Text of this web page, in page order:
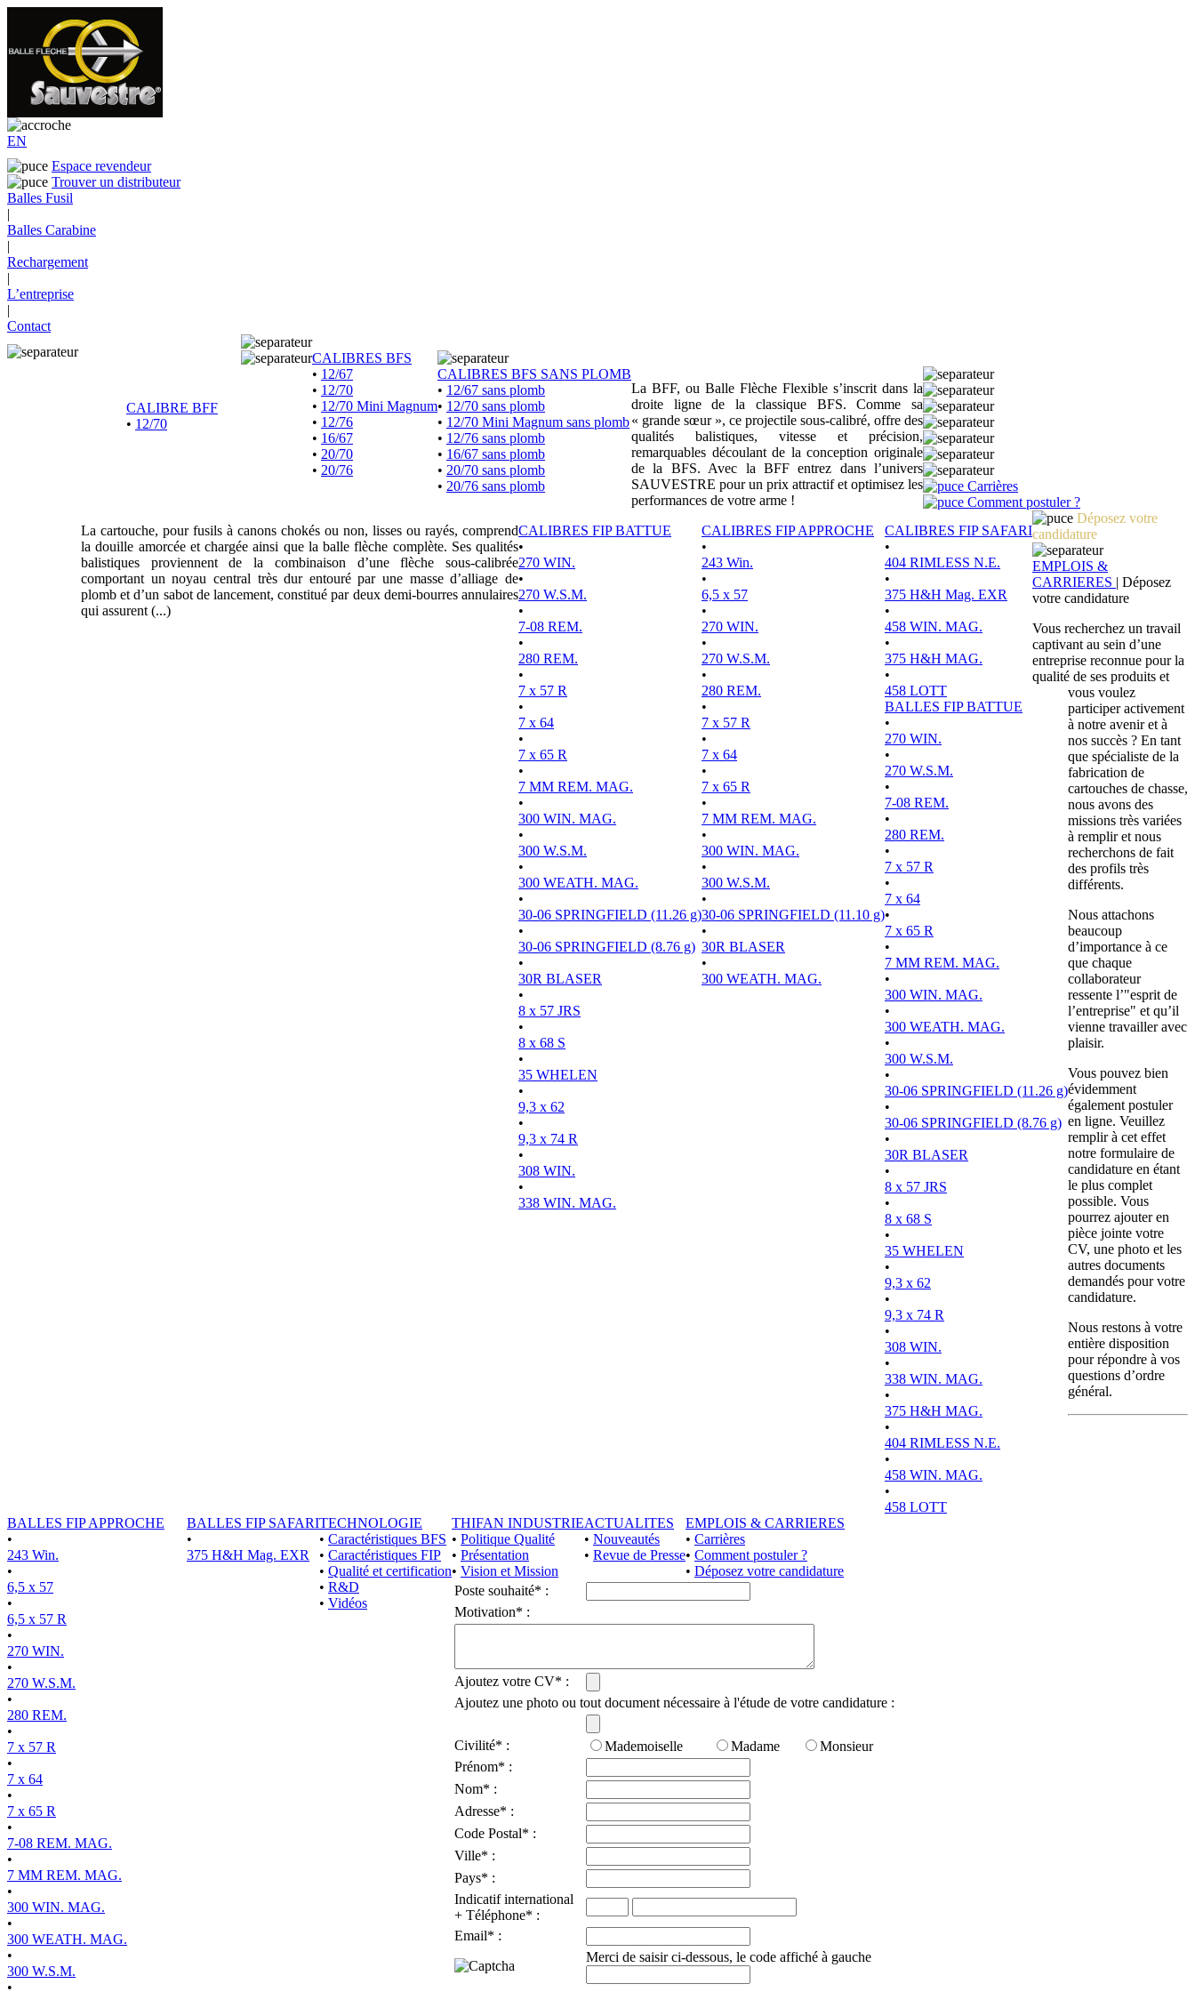
EN
Espace revendeur
Trouver un distributeur
Balles Fusil
|
Balles Carabine
|
Rechargement
|
L’entreprise
|
Contact
CALIBRE BFF
• 12/70
CALIBRES BFS
• 12/67
• 12/70
• 12/70 Mini Magnum
• 12/76
• 16/67
• 20/70
• 20/76
CALIBRES BFS SANS PLOMB
• 12/67 sans plomb
• 12/70 sans plomb
• 12/70 Mini Magnum sans plomb
• 12/76 sans plomb
• 16/67 sans plomb
• 20/70 sans plomb
• 20/76 sans plomb
La BFF, ou Balle Flèche Flexible s’inscrit dans la
droite ligne de la classique BFS. Comme sa
« grande sœur », ce projectile sous-calibré, offre des
qualités balistiques, vitesse et précision,
remarquables découlant de la conception originale
de la BFS. Avec la BFF entrez dans l’univers
SAUVESTRE pour un prix attractif et optimisez les
performances de votre arme !
La cartouche, pour fusils à canons chokés ou non, lisses ou rayés, comprend
la douille amorcée et chargée ainsi que la balle flèche complète. Ses qualités
balistiques proviennent de la combinaison d’une flèche sous-calibrée
comportant un noyau central très dur entouré par une masse d’alliage de
plomb et d’un sabot de lancement, constitué par deux demi-bourres annulaires
qui assurent (...)
CALIBRES FIP BATTUE
•
270 WIN.
•
270 W.S.M.
•
7-08 REM.
•
280 REM.
•
7 x 57 R
•
7 x 64
•
7 x 65 R
•
7 MM REM. MAG.
•
300 WIN. MAG.
•
300 W.S.M.
•
300 WEATH. MAG.
•
30-06 SPRINGFIELD (11.26 g)
•
30-06 SPRINGFIELD (8.76 g)
•
30R BLASER
•
8 x 57 JRS
•
8 x 68 S
•
35 WHELEN
•
9,3 x 62
•
9,3 x 74 R
•
308 WIN.
•
338 WIN. MAG.
CALIBRES FIP APPROCHE
•
243 Win.
•
6,5 x 57
•
270 WIN.
•
270 W.S.M.
•
280 REM.
•
7 x 57 R
•
7 x 64
•
7 x 65 R
•
7 MM REM. MAG.
•
300 WIN. MAG.
•
300 W.S.M.
•
30-06 SPRINGFIELD (11.10 g)
•
30R BLASER
•
300 WEATH. MAG.
CALIBRES FIP SAFARI
•
404 RIMLESS N.E.
•
375 H&H Mag. EXR
•
458 WIN. MAG.
•
375 H&H MAG.
•
458 LOTT
BALLES FIP BATTUE
•
270 WIN.
•
270 W.S.M.
•
7-08 REM.
•
280 REM.
•
7 x 57 R
•
7 x 64
•
7 x 65 R
•
7 MM REM. MAG.
•
300 WIN. MAG.
•
300 WEATH. MAG.
•
300 W.S.M.
•
30-06 SPRINGFIELD (11.26 g)
•
30-06 SPRINGFIELD (8.76 g)
•
30R BLASER
•
8 x 57 JRS
•
8 x 68 S
•
35 WHELEN
•
9,3 x 62
•
9,3 x 74 R
•
308 WIN.
•
338 WIN. MAG.
•
375 H&H MAG.
•
404 RIMLESS N.E.
•
458 WIN. MAG.
•
458 LOTT
BALLES FIP APPROCHE
•
243 Win.
•
6,5 x 57
•
6,5 x 57 R
•
270 WIN.
•
270 W.S.M.
•
280 REM.
•
7 x 57 R
•
7 x 64
•
7 x 65 R
•
7-08 REM. MAG.
•
7 MM REM. MAG.
•
300 WIN. MAG.
•
300 WEATH. MAG.
•
300 W.S.M.
•
BALLES FIP SAFARI
•
375 H&H Mag. EXR
TECHNOLOGIE
• Caractéristiques BFS
• Caractéristiques FIP
• Qualité et certification
• R&D
• Vidéos
THIFAN INDUSTRIE
• Politique Qualité
• Présentation
• Vision et Mission
ACTUALITES
• Nouveautés
• Revue de Presse
EMPLOIS & CARRIERES
• Carrières
• Comment postuler ?
• Déposez votre candidature
Carrières
Comment postuler ?
Déposez votre
candidature
EMPLOIS &
CARRIERES | Déposez
votre candidature
Vous recherchez un travail
captivant au sein d’une
entreprise reconnue pour la
qualité de ses produits et
vous voulez
participer activement
à notre avenir et à
nos succès ? En tant
que spécialiste de la
fabrication de
cartouches de chasse,
nous avons des
missions très variées
à remplir et nous
recherchons de fait
des profils très
différents.
Nous attachons
beaucoup
d’importance à ce
que chaque
collaborateur
ressente l’"esprit de
l’entreprise" et qu’il
vienne travailler avec
plaisir.
Vous pouvez bien
évidemment
également postuler
en ligne. Veuillez
remplir à cet effet
notre formulaire de
candidature en étant
le plus complet
possible. Vous
pourrez ajouter en
pièce jointe votre
CV, une photo et les
autres documents
demandés pour votre
candidature.
Nous restons à votre
entière disposition
pour répondre à vos
questions d’ordre
général.
Poste souhaité* :
Motivation* :
Ajoutez votre CV* :
Ajoutez une photo ou tout document nécessaire à l'étude de votre candidature :
Civilité* : Mademoiselle Madame
Monsieur
Prénom* :
Nom* :
Adresse* :
Code Postal* :
Ville* :
Pays* :
Indicatif international
+ Téléphone* :
Email* :
Merci de saisir ci-dessous, le code affiché à gauche